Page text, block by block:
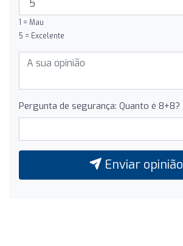
1 = Mau
5 = Excelente
Pergunta de segurança: Quanto é 8+8?
Enviar opinião